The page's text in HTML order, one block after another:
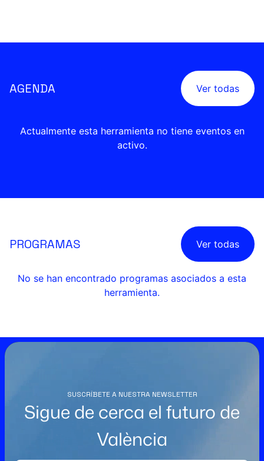
AGENDA Ver todas
Actualmente esta herramienta no tiene eventos en
activo.
PROGRAMAS Ver todas
No se han encontrado programas asociados a esta
herramienta.
SUSCRÍBETE A NUESTRA NEWSLETTER
Sigue de cerca el futuro de
València